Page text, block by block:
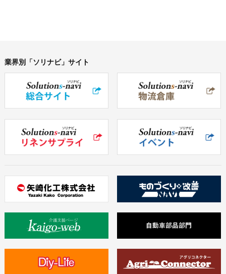
業界別「ソリナビ」サイト